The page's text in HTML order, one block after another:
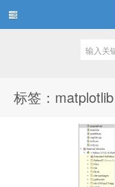
标签：matplotlib